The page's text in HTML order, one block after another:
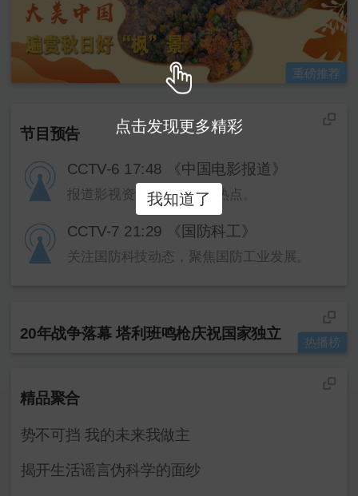
点击发现更多精彩
我知道了
重磅推荐
节目预告
CCTV-6 17:48 《中国电影报道》
报道影视资讯，直击影坛热点。
CCTV-7 21:29 《国防科工》
关注国防科技动态，聚焦国防工业发展。
20年战争落幕 塔利班鸣枪庆祝国家独立
热播榜
精品聚合
势不可挡 我的未来我做主
揭开生活谣言伪科学的面纱